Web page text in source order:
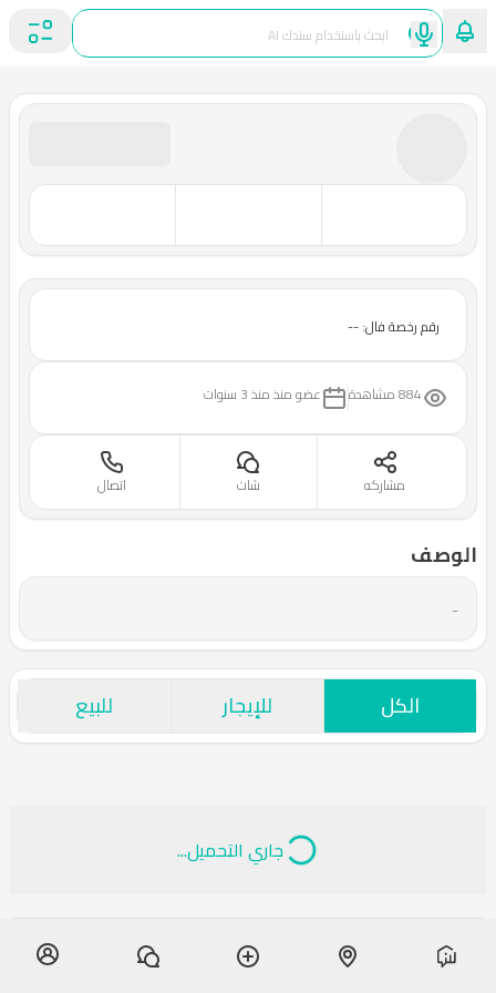
رقم رخصة فال: --
884 مشاهدة عضو منذمنذ 3 سنوات
اتصال شات مشاركه
الوصف
-
الكل للإيجار للبيع
جاري التحميل...